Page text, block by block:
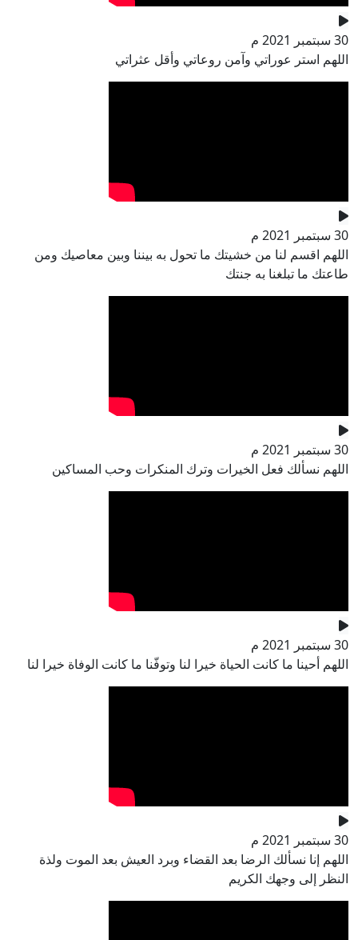
30 سبتمبر 2021 م
اللهم استر عوراتي وآمن روعاتي وأقل عثراتي
30 سبتمبر 2021 م
اللهم اقسم لنا من خشيتك ما تحول به بيننا وبين معاصيك ومن
طاعتك ما تبلغنا به جنتك
30 سبتمبر 2021 م
اللهم نسألك فعل الخيرات وترك المنكرات وحب المساكين
30 سبتمبر 2021 م
اللهم أحينا ما كانت الحياة خيرا لنا وتوفّنا ما كانت الوفاة خيرا لنا
30 سبتمبر 2021 م
اللهم إنا نسألك الرضا بعد القضاء وبرد العيش بعد الموت ولذة
النظر إلى وجهك الكريم